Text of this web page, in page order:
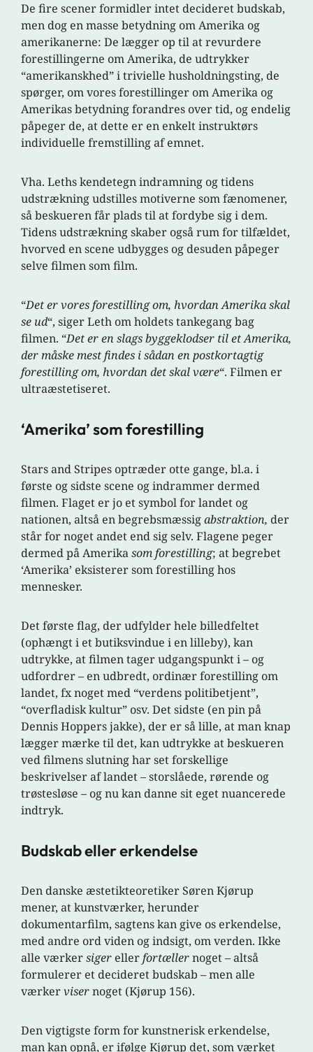
De fire scener formidler intet decideret budskab,
men dog en masse betydning om Amerika og
amerikanerne: De lægger op til at revurdere
forestillingerne om Amerika, de udtrykker
“amerikanskhed” i trivielle husholdningsting, de
spørger, om vores forestillinger om Amerika og
Amerikas betydning forandres over tid, og endelig
påpeger de, at dette er en enkelt instruktørs
individuelle fremstilling af emnet.
Vha. Leths kendetegn indramning og tidens
udstrækning udstilles motiverne som fænomener,
så beskueren får plads til at fordybe sig i dem.
Tidens udstrækning skaber også rum for tilfældet,
hvorved en scene udbygges og desuden påpeger
selve filmen som film.
“Det er vores forestilling om, hvordan Amerika skal
se ud“, siger Leth om holdets tankegang bag
filmen. “Det er en slags byggeklodser til et Amerika,
der måske mest findes i sådan en postkortagtig
forestilling om, hvordan det skal være“. Filmen er
ultraæstetiseret.
‘Amerika’ som forestilling
Stars and Stripes optræder otte gange, bl.a. i
første og sidste scene og indrammer dermed
filmen. Flaget er jo et symbol for landet og
nationen, altså en begrebsmæssigabstraktion, der
står for noget andet end sig selv. Flagene peger
dermed på Amerikasom forestilling; at begrebet
‘Amerika’ eksisterer som forestilling hos
mennesker.
Det første flag, der udfylder hele billedfeltet
(ophængt i et butiksvindue i en lilleby), kan
udtrykke, at filmen tager udgangspunkt i – og
udfordrer – en udbredt, ordinær forestilling om
landet, fx noget med “verdens politibetjent”,
“overfladisk kultur” osv. Det sidste (en pin på
Dennis Hoppers jakke), der er så lille, at man knap
lægger mærke til det, kan udtrykke at beskueren
ved filmens slutning har set forskellige
beskrivelser af landet – storslåede, rørende og
trøstesløse – og nu kan danne sit eget nuancerede
indtryk.
Budskab eller erkendelse
Den danske æstetikteoretiker Søren Kjørup
mener, at kunstværker, herunder
dokumentarfilm, sagtens kan give os erkendelse,
med andre ord viden og indsigt, om verden. Ikke
alle værkersiger ellerfortællernoget – altså
formulerer et decideret budskab – men alle
værkervisernoget (Kjørup 156).
Den vigtigste form for kunstnerisk erkendelse,
man kan opnå, er ifølge Kjørup det, som værket